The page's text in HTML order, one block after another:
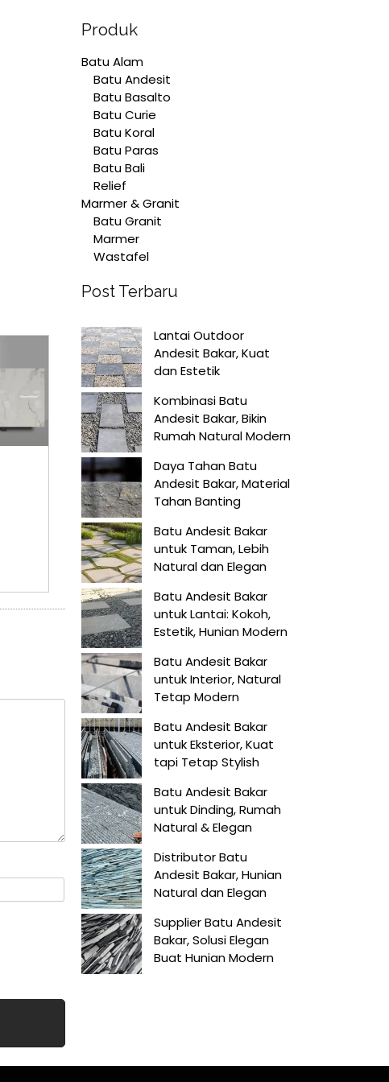
Produk
Batu Alam
Batu Andesit
Batu Basalto
Batu Curie
Batu Koral
Batu Paras
Batu Bali
Relief
Marmer & Granit
Batu Granit
Marmer
Wastafel
Post Terbaru
Lantai Outdoor
Andesit Bakar, Kuat
dan Estetik
Kombinasi Batu
Andesit Bakar, Bikin
Rumah Natural Modern
Daya Tahan Batu
Andesit Bakar, Material
Tahan Banting
Batu Andesit Bakar
untuk Taman, Lebih
Natural dan Elegan
Batu Andesit Bakar
untuk Lantai: Kokoh,
Estetik, Hunian Modern
Batu Andesit Bakar
untuk Interior, Natural
Tetap Modern
Batu Andesit Bakar
untuk Eksterior, Kuat
tapi Tetap Stylish
Batu Andesit Bakar
untuk Dinding, Rumah
Natural & Elegan
Distributor Batu
Andesit Bakar, Hunian
Natural dan Elegan
Supplier Batu Andesit
Bakar, Solusi Elegan
Buat Hunian Modern